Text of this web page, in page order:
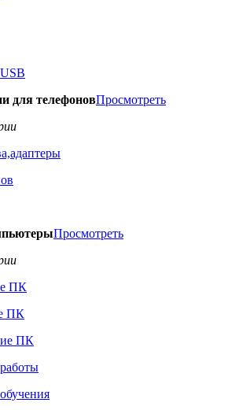
для телефоновПросмотреть
Просмотреть
ПК
ПК
ПК